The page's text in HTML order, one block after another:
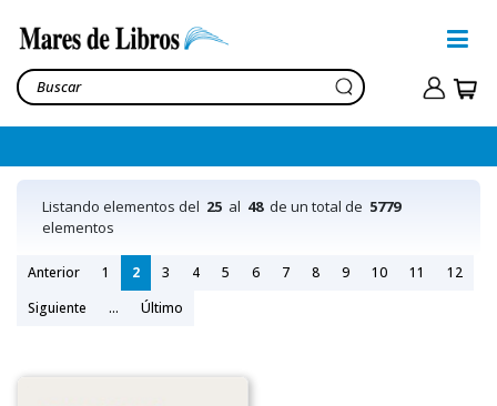
Listando elementos del 25 al 48de un total de 5779
elementos
Anterior 1 2 3 4 5 6 7 8 9 10 11
12
Siguiente
... Último